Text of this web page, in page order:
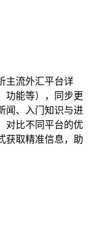
主流外汇平台详
功能等），同步更
闻、入门知识与进
对比不同平台的优
获取精准信息，助